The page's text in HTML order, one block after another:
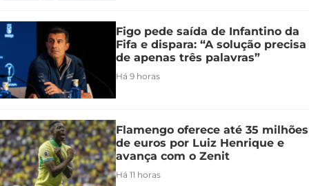
Figo pede saída de Infantino da
Fifa e dispara: “A solução precisa
de apenas três palavras”
Há 9 horas
Flamengo oferece até 35 milhões
de euros por Luiz Henrique e
avança com o Zenit
Há 11 horas